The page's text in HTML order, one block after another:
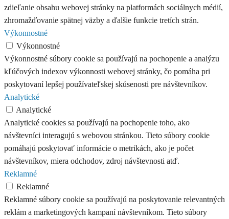
zdieľanie obsahu webovej stránky na platformách sociálnych médií,
zhromažďovanie spätnej väzby a ďalšie funkcie tretích strán.
Výkonnostné
Výkonnostné
Výkonnostné súbory cookie sa používajú na pochopenie a analýzu
kľúčových indexov výkonnosti webovej stránky, čo pomáha pri
poskytovaní lepšej používateľskej skúsenosti pre návštevníkov.
Analytické
Analytické
Analytické cookies sa používajú na pochopenie toho, ako
návštevníci interagujú s webovou stránkou. Tieto súbory cookie
pomáhajú poskytovať informácie o metrikách, ako je počet
návštevníkov, miera odchodov, zdroj návštevnosti atď.
Reklamné
Reklamné
Reklamné súbory cookie sa používajú na poskytovanie relevantných
reklám a marketingových kampaní návštevníkom. Tieto súbory